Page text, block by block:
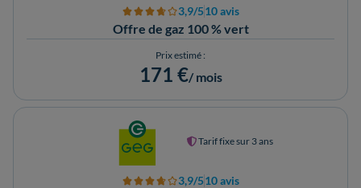
Offre de gaz 100 % vert
3,9/510 avis
Prix estimé :
171 €/ mois
Tarif fixe sur 3 ans
3,9/510 avis